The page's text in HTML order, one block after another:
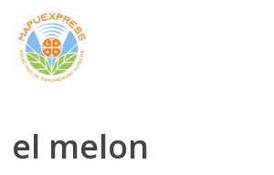
Skip
main
el melon